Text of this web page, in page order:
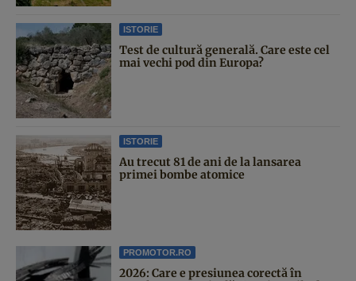
ISTORIE
Test de cultură generală. Care este cel
mai vechi pod din Europa?
ISTORIE
Au trecut 81 de ani de la lansarea
primei bombe atomice
PROMOTOR.RO
2026: Care e presiunea corectă în